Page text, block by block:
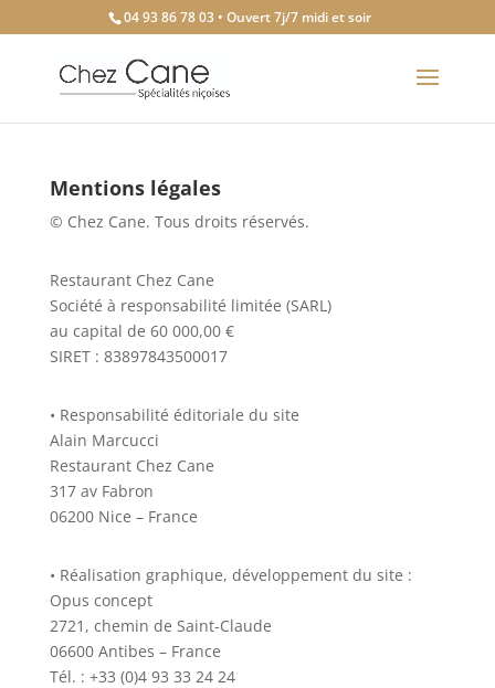
04 93 86 78 03 • Ouvert 7j/7 midi et soir
Mentions légales
© Chez Cane. Tous droits réservés.
Restaurant Chez Cane
Société à responsabilité limitée (SARL)
au capital de 60 000,00 €
SIRET : 83897843500017
• Responsabilité éditoriale du site
Alain Marcucci
Restaurant Chez Cane
317 av Fabron
06200 Nice – France
• Réalisation graphique, développement du site :
Opus concept
2721, chemin de Saint-Claude
06600 Antibes – France
Tél. : +33 (0)4 93 33 24 24